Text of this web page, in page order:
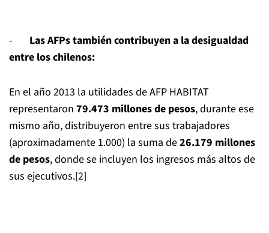
- Las AFPs también contribuyen a la desigualdad
entre los chilenos:
En el año 2013 la utilidades de AFP HABITAT
representaron 79.473 millones de pesos, durante ese
mismo año, distribuyeron entre sus trabajadores
(aproximadamente 1.000) la suma de26.179 millones
de pesos, donde se incluyen los ingresos más altos de
sus ejecutivos.[2]